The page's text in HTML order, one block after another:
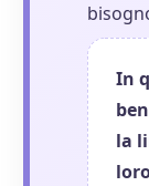
In
la